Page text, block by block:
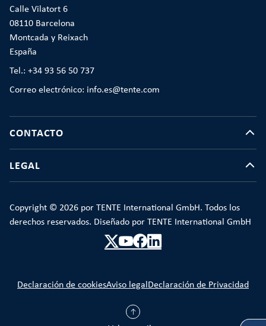
Calle Vilatort 6
08110 Barcelona
Montcada y Reixach
España
Tel.: +34 93 56 50 737
Correo electrónico: info.es@tente.com
CONTACTO
LEGAL
Copyright © 2026 por TENTE International GmbH. Todos los
derechos reservados. Diseñado por TENTE International GmbH
Declaración de cookiesAviso legalDeclaración de Privacidad